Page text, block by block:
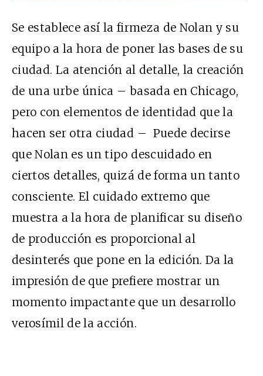
Se establece así la firmeza de Nolan y su
equipo a la hora de poner las bases de su
ciudad. La atención al detalle, la creación
de una urbe única – basada en Chicago,
pero con elementos de identidad que la
hacen ser otra ciudad – Puede decirse
que Nolan es un tipo descuidado en
ciertos detalles, quizá de forma un tanto
consciente. El cuidado extremo que
muestra a la hora de planificar su diseño
de producción es proporcional al
desinterés que pone en la edición. Da la
impresión de que prefiere mostrar un
momento impactante que un desarrollo
verosímil de la acción.